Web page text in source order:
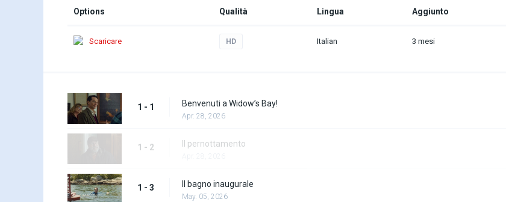
Options Qualità Lingua Aggiunto
Scaricare HD Italian 3 mesi
1 - 1 Benvenuti a Widow’s Bay!
Apr. 28, 2026
1 - 2 Il pernottamento
1 - 3 Il bagno inaugurale
May. 05, 2026